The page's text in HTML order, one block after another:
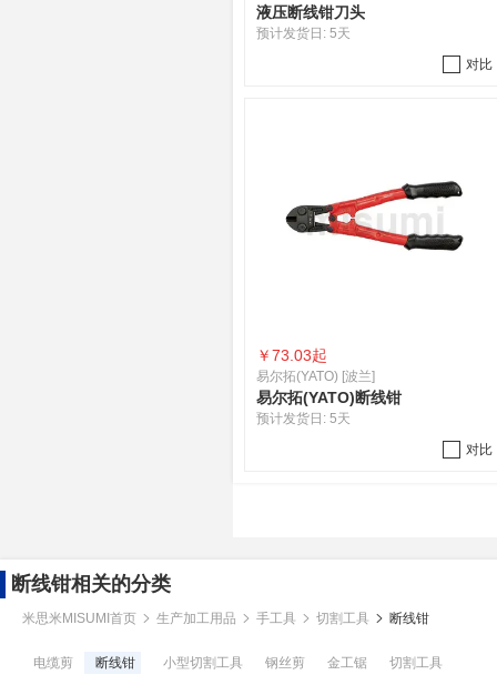
液压断线钳刀头
预计发货日: 5天
对比
￥73.03起
易尔拓(YATO) [波兰]
易尔拓(YATO)断线钳
预计发货日: 5天
对比
断线钳相关的分类
米思米MISUMI首页 生产加工用品 手工具 切割工具 断线钳
电缆剪 断线钳 小型切割工具 钢丝剪 金工锯 切割工具